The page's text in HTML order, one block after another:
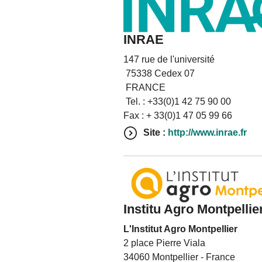
INRAE
147 rue de l'université
75338 Cedex 07
FRANCE
Tel. : +33(0)1 42 75 90 00
Fax : + 33(0)1 47 05 99 66
Site : http://www.inrae.fr
Institu Agro
L'Institut Agro Montpellier
2 place Pierre Viala
34060 Montpellier - France